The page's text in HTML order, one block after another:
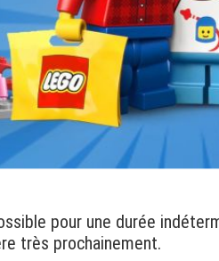
pour une durée
très prochainement.